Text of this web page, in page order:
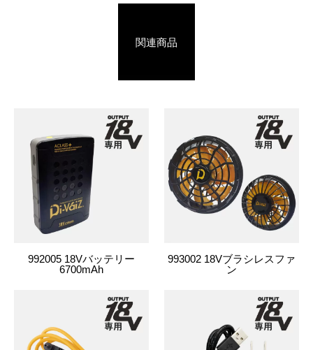
関連商品
992005 18Vバッテリー
6700mAh
993002 18Vブラシレスファ
ン